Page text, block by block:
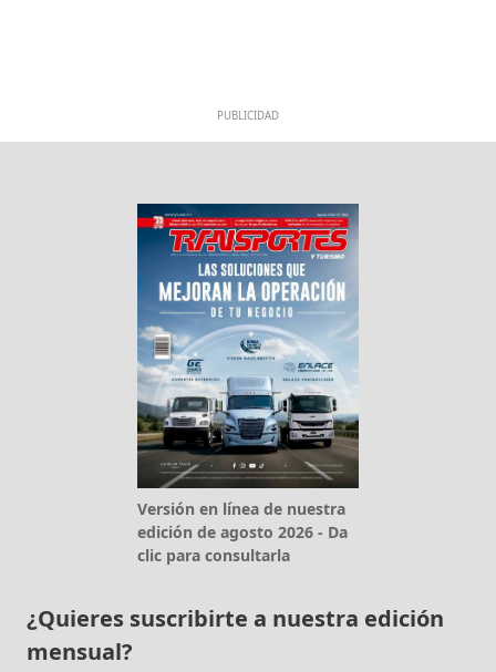
PUBLICIDAD
Versión en línea de nuestra
edición de agosto 2026 - Da
clic para consultarla
¿Quieres suscribirte a nuestra edición
mensual?